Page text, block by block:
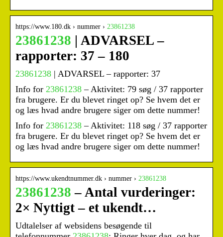
https://www.180.dk › nummer › 23861238
23861238 | ADVARSEL –
rapporter: 37 – 180
23861238 | ADVARSEL – rapporter: 37
Info for 23861238 – Aktivitet: 79 søg / 37 rapporter
fra brugere. Er du blevet ringet op? Se hvem det er
og læs hvad andre brugere siger om dette nummer!
Info for 23861238 – Aktivitet: 118 søg / 37 rapporter
fra brugere. Er du blevet ringet op? Se hvem det er
og læs hvad andre brugere siger om dette nummer!
https://www.ukendtnummer.dk › nummer › 23861238
23861238 – Antal vurderinger:
2× Nyttigt – et ukendt…
Udtalelser af websidens besøgende til